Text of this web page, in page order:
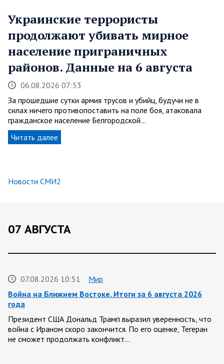
Украинские террористы
продолжают убивать мирное
население приграничных
районов. Данные на 6 августа
06.08.2026 07:53
За прошедшие сутки армия трусов и убийц, будучи не в
силах ничего противопоставить на поле боя, атаковала
гражданское население Белгородской…
Читать далее
Новости СМИ2
07 АВГУСТА
07.08.2026 10:51
Мир
Война на Ближнем Востоке. Итоги за 6 августа 2026
года
Президент США Дональд Трамп выразил уверенность, что
война с Ираном скоро закончится. По его оценке, Тегеран
не сможет продолжать конфликт…